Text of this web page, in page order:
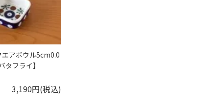
エアボウル5cm0.0
タフライ】
3,190円(税込)